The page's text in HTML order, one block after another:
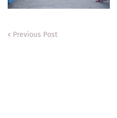
Previous Post